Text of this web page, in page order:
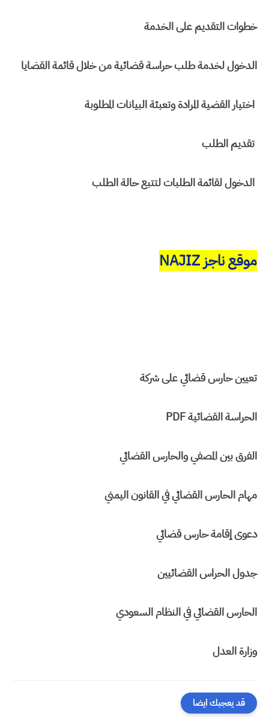
خطوات التقديم على الخدمة
الدخول لخدمة طلب حراسة قضائية من خلال قائمة القضايا
اختيار القضية المرادة وتعبئة البيانات المطلوبة
تقديم الطلب
الدخول لقائمة الطلبات لتتبع حالة الطلب
موقع ناجز NAJIZ
تعيين حارس قضائي على شركة
الحراسة القضائية PDF
الفرق بين المصفي والحارس القضائي
مهام الحارس القضائي في القانون اليمني
دعوى إقامة حارس قضائي
جدول الحراس القضائيين
الحارس القضائي في النظام السعودي
وزارة العدل
قد يعجبك ايضا